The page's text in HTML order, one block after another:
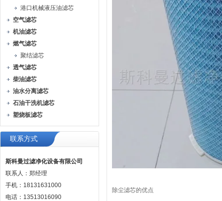
港口机械液压油滤芯
空气滤芯
机油滤芯
燃气滤芯
聚结滤芯
透气滤芯
柴油滤芯
油水分离滤芯
石油干洗机滤芯
塑烧板滤芯
联系方式
斯科曼过滤净化设备有限公司
联系人：郑经理
手机：18131631000
电话：13513016090
除尘滤芯的优点